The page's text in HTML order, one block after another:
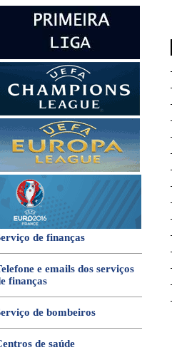
de finanças
e emails dos serviços
finanças
de bombeiros
de saúde